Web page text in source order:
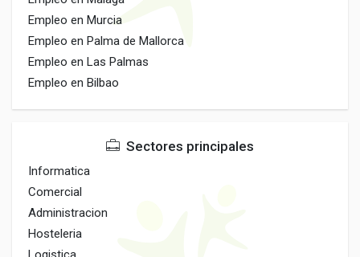
Empleo en Murcia
Empleo en Palma de Mallorca
Empleo en Las Palmas
Empleo en Bilbao
Sectores principales
Informatica
Comercial
Administracion
Hosteleria